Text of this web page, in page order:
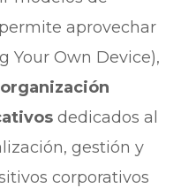
aprovechar
Your Own Device),
dedicados al
gestión y
corporativos